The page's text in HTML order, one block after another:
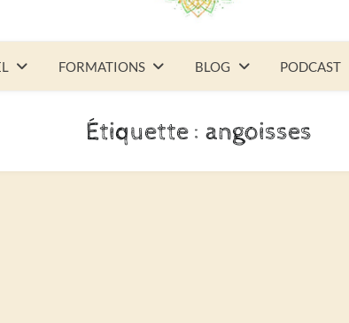
FORMATIONS BLOG PODCAST
Étiquette : angoisses